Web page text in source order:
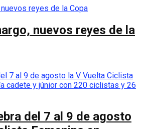
nuevos reyes de la
del 7 al 9 de agosto